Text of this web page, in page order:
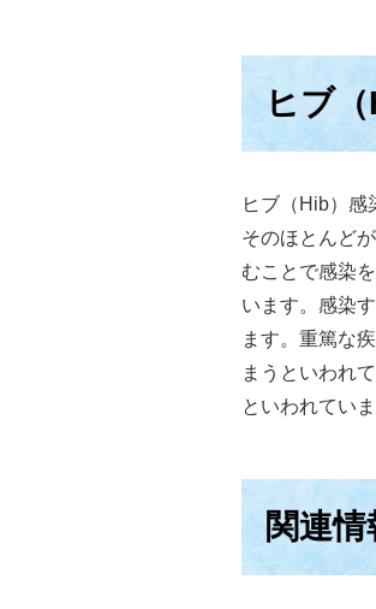
ヒブ
ヒブ（Hib）感
そのほとんど
むことで感染
います。感染
ます。重篤な
まうといわれ
といわれていま
関連情